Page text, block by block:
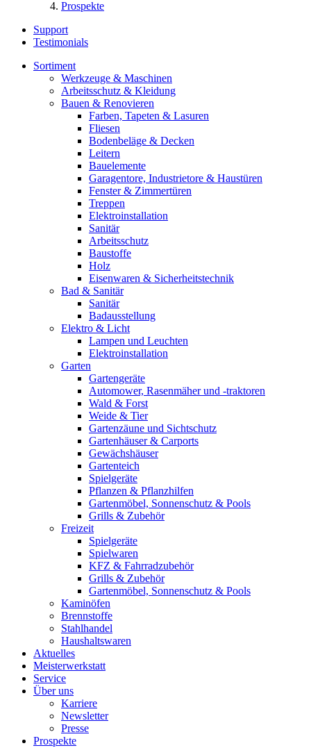
Prospekte
Support
Testimonials
Sortiment
Werkzeuge & Maschinen
Arbeitsschutz & Kleidung
Bauen & Renovieren
Farben, Tapeten & Lasuren
Fliesen
Bodenbeläge & Decken
Leitern
Bauelemente
Garagentore, Industrietore & Haustüren
Fenster & Zimmertüren
Treppen
Elektroinstallation
Sanitär
Arbeitsschutz
Baustoffe
Holz
Eisenwaren & Sicherheitstechnik
Bad & Sanitär
Sanitär
Badausstellung
Elektro & Licht
Lampen und Leuchten
Elektroinstallation
Garten
Gartengeräte
Automower, Rasenmäher und -traktoren
Wald & Forst
Weide & Tier
Gartenzäune und Sichtschutz
Gartenhäuser & Carports
Gewächshäuser
Gartenteich
Spielgeräte
Pflanzen & Pflanzhilfen
Gartenmöbel, Sonnenschutz & Pools
Grills & Zubehör
Freizeit
Spielgeräte
Spielwaren
KFZ & Fahrradzubehör
Grills & Zubehör
Gartenmöbel, Sonnenschutz & Pools
Kaminöfen
Brennstoffe
Stahlhandel
Haushaltswaren
Aktuelles
Meisterwerkstatt
Service
Über uns
Karriere
Newsletter
Presse
Prospekte